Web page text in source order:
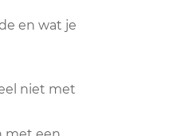
en wat je
niet met